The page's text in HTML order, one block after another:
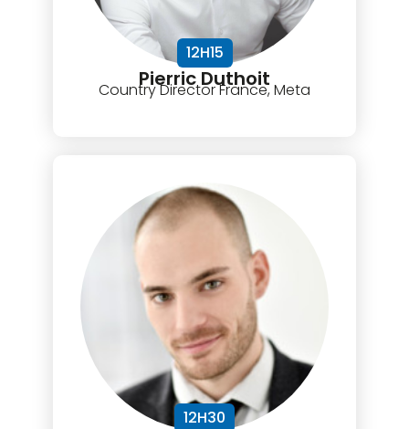
12H15
Pierric Duthoit
Country Director France, Meta
12H30